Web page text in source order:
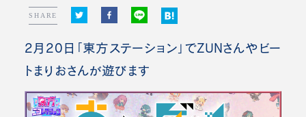
SHARE
2月20日「東方ステーション」でZUNさんやビー
トまりおさんが遊びます